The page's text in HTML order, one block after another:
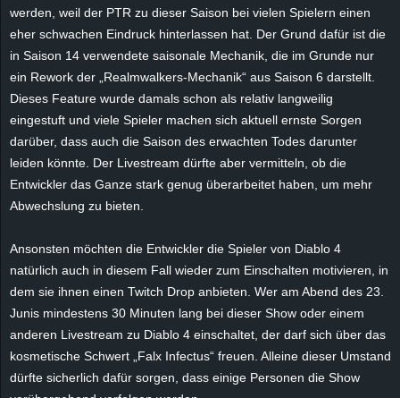
werden, weil der PTR zu dieser Saison bei vielen Spielern einen
eher schwachen Eindruck hinterlassen hat. Der Grund dafür ist die
in Saison 14 verwendete saisonale Mechanik, die im Grunde nur
ein Rework der „Realmwalkers-Mechanik“ aus Saison 6 darstellt.
Dieses Feature wurde damals schon als relativ langweilig
eingestuft und viele Spieler machen sich aktuell ernste Sorgen
darüber, dass auch die Saison des erwachten Todes darunter
leiden könnte. Der Livestream dürfte aber vermitteln, ob die
Entwickler das Ganze stark genug überarbeitet haben, um mehr
Abwechslung zu bieten.
Ansonsten möchten die Entwickler die Spieler von Diablo 4
natürlich auch in diesem Fall wieder zum Einschalten motivieren, in
dem sie ihnen einen Twitch Drop anbieten. Wer am Abend des 23.
Junis mindestens 30 Minuten lang bei dieser Show oder einem
anderen Livestream zu Diablo 4 einschaltet, der darf sich über das
kosmetische Schwert „Falx Infectus“ freuen. Alleine dieser Umstand
dürfte sicherlich dafür sorgen, dass einige Personen die Show